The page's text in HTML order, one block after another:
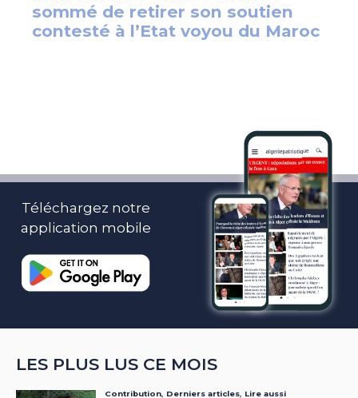
Téléchargez notre
application mobile
LES PLUS LUS CE MOIS